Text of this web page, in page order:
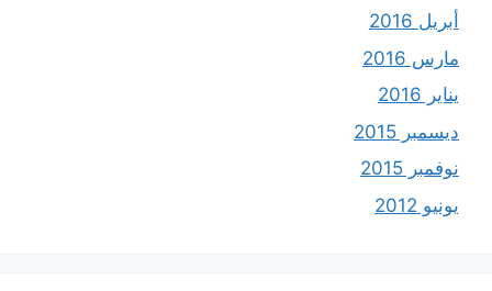
أبريل 2016
مارس 2016
يناير 2016
ديسمبر 2015
نوفمبر 2015
يونيو 2012